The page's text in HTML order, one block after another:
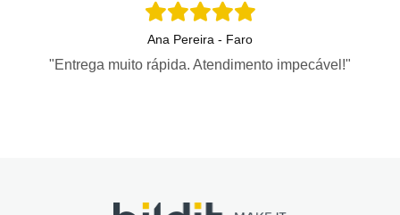
Ana Pereira - Faro
"Entrega muito rápida. Atendimento impecável!"